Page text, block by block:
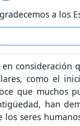
a los
consideración
como el
que muchos
han
los seres